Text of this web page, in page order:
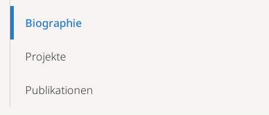
Biographie
Projekte
Publikationen